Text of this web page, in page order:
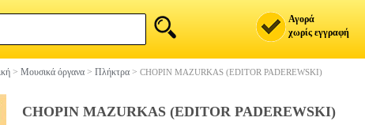
Αγορά
χωρίς εγγραφή
> Μουσικά όργανα > Πλήκτρα > CHOPIN MAZURKAS (EDITOR PADEREWSKI)
CHOPIN MAZURKAS (EDITOR PADEREWSKI)